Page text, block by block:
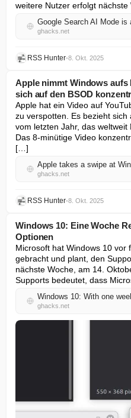
weitere Nutzer erfolgt
ghacks.net
RSS Hunter•8. Okt. 2025
Apple nimmt Windows
sich auf den BSOD
Apple hat ein Video auf
zu verspotten. Es bezieht
vom letzten Jahr, das weltweit
Das 8-minütige Video
[…]
ghacks.net
RSS Hunter•8. Okt. 2025
Windows 10: Eine Woche
Optionen
Microsoft hat Windows 10
gebracht und plant, den
nächste Woche, am 14.
Supports bedeutet, dass
ghacks.net